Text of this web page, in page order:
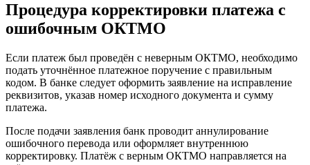
Процедура корректировки платежа с
ошибочным ОКТМО
Если платеж был проведён с неверным ОКТМО, необходимо
подать уточнённое платежное поручение с правильным
кодом. В банке следует оформить заявление на исправление
реквизитов, указав номер исходного документа и сумму
платежа.
После подачи заявления банк проводит аннулирование
ошибочного перевода или оформляет внутреннюю
корректировку. Платёж с верным ОКТМО направляется на